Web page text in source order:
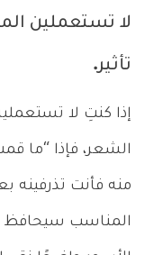
لا تستعملين
تأثير.
إذا كنتِ لا
الشعر، فإذا “ما
منه فأنت تذرفينه
المناسب سيحافظ